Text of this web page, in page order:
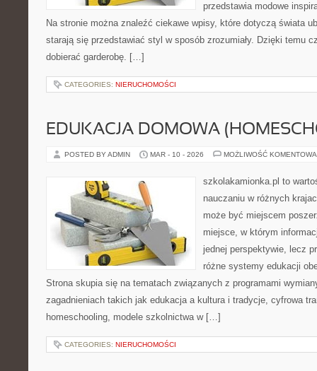
przedstawia modowe
Na stronie można znaleźć ciekawe wpisy, które dotyczą świata
starają się przedstawiać styl w sposób zrozumiały. Dzięki temu
dobierać garderobę. […]
CATEGORIES: NIERUCHOMOŚCI
EDUKACJA DOMOWA
POSTED BY ADMIN MAR - 10 - 2026 MOŻLIWOŚĆ
szkolakamionka.pl to
nauczaniu w różnych
może być miejscem
miejsce, w którym
jednej perspektywie, lecz
różne systemy edukacji
Strona skupia się na tematach związanych z programami
zagadnieniach takich jak edukacja a kultura i tradycje, cyfrowa
homeschooling, modele szkolnictwa w […]
CATEGORIES: NIERUCHOMOŚCI